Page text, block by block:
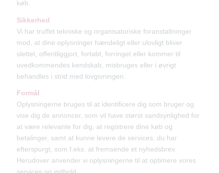
køb.
Sikkerhed
Vi har truffet tekniske og organisatoriske foranstaltninger
mod, at dine oplysninger hændeligt eller ulovligt bliver
slettet, offentliggjort, fortabt, forringet eller kommer til
uvedkommendes kendskab, misbruges eller i øvrigt
behandles i strid med lovgivningen.
Formål
Oplysningerne bruges til at identificere dig som bruger og
vise dig de annoncer, som vil have størst sandsynlighed for
at være relevante for dig, at registrere dine køb og
betalinger, samt at kunne levere de services, du har
efterspurgt, som f.eks. at fremsende et nyhedsbrev.
Herudover anvender vi oplysningerne til at optimere vores